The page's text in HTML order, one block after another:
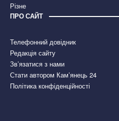
Різне
ПРО САЙТ
Телефонний довідник
Редакція сайту
Зв’язатися з нами
Стати автором Кам’янець 24
Політика конфіденційності